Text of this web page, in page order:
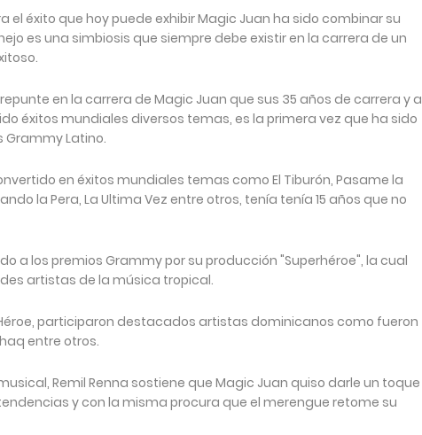
el éxito que hoy puede exhibir Magic Juan ha sido combinar su
es una simbiosis que siempre debe existir en la carrera de un
en la carrera de Magic Juan que sus 35 años de carrera y a
éxitos mundiales diversos temas, es la primera vez que ha sido
Grammy Latino.
en éxitos mundiales temas como El Tiburón, Pasame la
la Pera, La Ultima Vez entre otros, tenía tenía 15 años que no
a los premios Grammy por su producción "Superhéroe", la cual
artistas de la música tropical.
participaron destacados artistas dominicanos como fueron
entre otros.
Remil Renna sostiene que Magic Juan quiso darle un toque
y con la misma procura que el merengue retome su